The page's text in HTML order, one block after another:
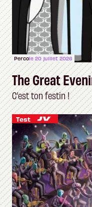
Percole 20 juillet 2026
The Great
C’est ton festin !
Test